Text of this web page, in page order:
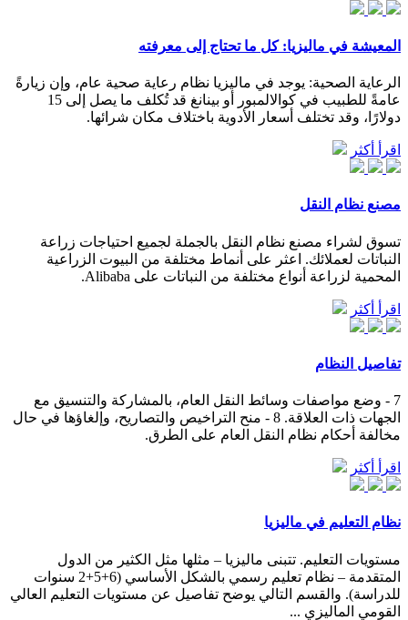
المعيشة في ماليزيا: كل ما تحتاج إلى معرفته
الرعاية الصحية: يوجد في ماليزيا نظام رعاية صحية عام، وإن زيارةً
عامةً للطبيب في كوالالمبور أو بينانغ قد تُكلف ما يصل إلى 15
دولارًا، وقد تختلف أسعار الأدوية باختلاف مكان شرائها.
اقرأ أكثر
مصنع نظام النقل
تسوق لشراء مصنع نظام النقل بالجملة لجميع احتياجات زراعة
النباتات لعملائك. اعثر على أنماط مختلفة من البيوت الزراعية
المحمية لزراعة أنواع مختلفة من النباتات على Alibaba.
اقرأ أكثر
تفاصيل النظام
7 - وضع مواصفات وسائط النقل العام، بالمشاركة والتنسيق مع
الجهات ذات العلاقة. 8 - منح التراخيص والتصاريح، وإلغاؤها في حال
مخالفة أحكام نظام النقل العام على الطرق.
اقرأ أكثر
نظام التعليم في ماليزيا
مستويات التعليم. تتبنى ماليزيا – مثلها مثل الكثير من الدول
المتقدمة – نظام تعليم رسمي بالشكل الأساسي (6+5+2 سنوات
للدراسة). والقسم التالي يوضح تفاصيل عن مستويات التعليم العالي
القومي الماليزي ...